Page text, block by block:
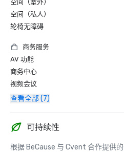
空间（室外）
空间（私人）
轮椅无障碍
商务服务
AV 功能
商务中心
视频会议
查看全部 (7)
可持续性
根据 BeCause 与 Cvent 合作提供